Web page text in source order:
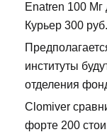
Enatren 100
Курьер 300 руб.
институты
отделения
Clomiver
форте 200